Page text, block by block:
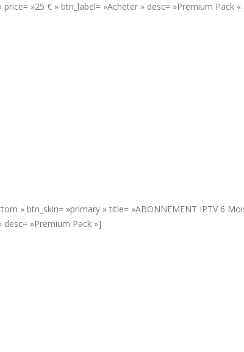
»25 € » btn_label= »Acheter » desc= »Premium Pack «
» btn_skin= »primary » title= »ABONNEMENT IPTV 6
»Premium Pack »]